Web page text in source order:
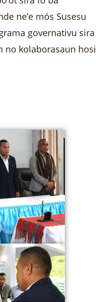
ne’e mós Susesu
governativu sira
no kolaborasaun hosi